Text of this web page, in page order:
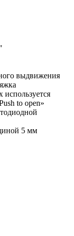
выдвижения
to open»
5 мм